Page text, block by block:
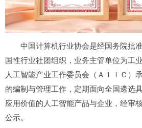
中国计算机行业协会是经国务院批
国性行业社团组织，业务主管单位为工
人工智能产业工作委员会（ＡＩＩＣ）
的编制与管理工作，定期面向全国遴选
应用价值的人工智能产品与企业，经审
公示。